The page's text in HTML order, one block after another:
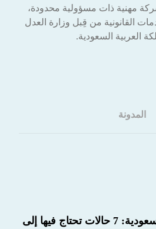
مهنية ذات مسؤولية محدودة،
القانونية من قِبل وزارة العدل
العربية السعودية.
المدونة
محامي جنائي في السعودية: 7 حالات تحتاج فيها إلى